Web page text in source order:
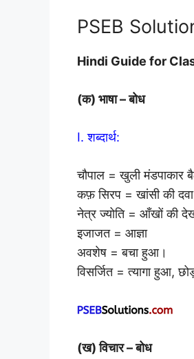
PSEB
Hindi Guide for
(क) भाषा – बोध
I. शब्दार्थ:
चौपाल = खुली मंडपाकार
कफ़ सिरप = खांसी की
नेत्र ज्योति = आँखों की
इजाजत = आज्ञा
अवशेष = बचा हुआ।
विसर्जित = त्यागा हुआ,
(ख) विचार – बोध